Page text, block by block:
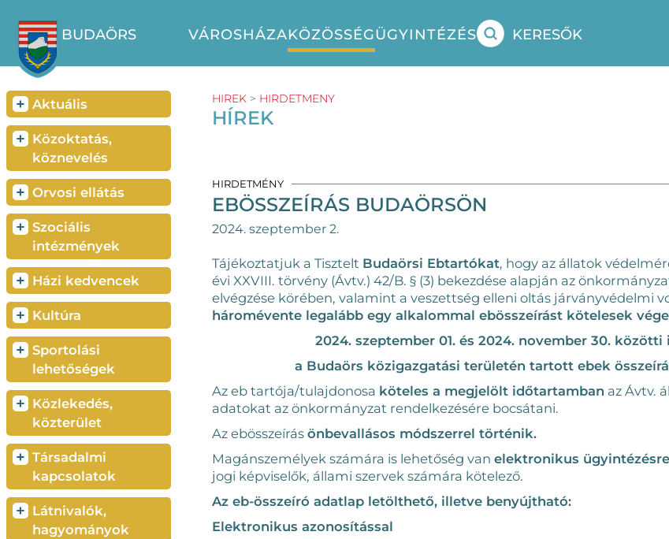
BUDAÖRS VÁROSHÁZAKÖZÖSSÉGÜGYINTÉZÉS KERESŐK
+ Aktuális
+ Közoktatás,
köznevelés
+ Orvosi ellátás
+ Szociális
intézmények
+ Házi kedvencek
+ Kultúra
+ Sportolási
lehetőségek
+ Közlekedés,
közterület
+ Társadalmi
kapcsolatok
+ Látnivalók,
hagyományok
HIREK > HIRDETMENY
HÍREK
HIRDETMÉNY
EBÖSSZEÍRÁS BUDAÖRSÖN
2024. szeptember 2.
Tájékoztatjuk a Tisztelt Budaörsi Ebtartókat, hogy az állatok
évi XXVIII. törvény (Ávtv.) 42/B. § (3) bekezdése alapján az
elvégzése körében, valamint a veszettség elleni oltás járványvédelmi
háromévente legalább egy alkalommal ebösszeírást kötelesek
2024. szeptember 01. és 2024. november 30. közötti
a Budaörs közigazgatási területén tartott ebek
Az eb tartója/tulajdonosa köteles a megjelölt időtartamban az Ávtv.
adatokat az önkormányzat rendelkezésére bocsátani.
Az ebösszeírás önbevallásos módszerrel történik.
Magánszemélyek számára is lehetőség van elektronikus ügyintézésre
jogi képviselők, állami szervek számára kötelező.
Az eb-összeíró adatlap letölthető, illetve benyújtható:
Elektronikus azonosítással